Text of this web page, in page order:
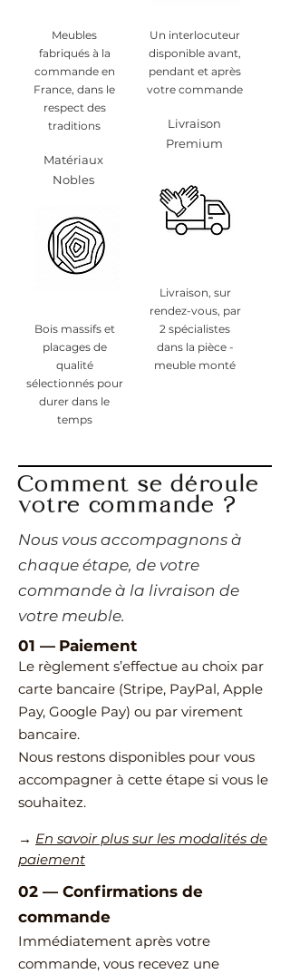
Meubles
fabriqués à la
commande en
France, dans le
respect des
traditions
Matériaux
Nobles
Bois massifs et
placages de
qualité
sélectionnés pour
durer dans le
temps
Un interlocuteur
disponible avant,
pendant et après
votre commande
Livraison
Premium
Livraison, sur
rendez-vous, par
2 spécialistes
dans la pièce -
meuble monté
Comment se déroule
votre commande ?
​Nous vous accompagnons à
chaque étape, de votre
commande à la livraison de
votre meuble.
01 — Paiement
Le règlement s’effectue au choix par
carte bancaire (Stripe, PayPal, Apple
Pay, Google Pay) ou par virement
bancaire.
Nous restons disponibles pour vous
accompagner à cette étape si vous le
souhaitez.
→ En savoir plus sur les modalités de
paiement
02 — ​Confirmations de
commande
Immédiatement après votre
commande, vous recevez une